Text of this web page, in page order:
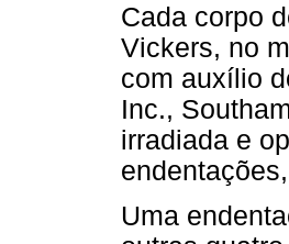
Cada corpo
Vickers, no
com auxílio
Inc.,
irradiada e
Uma